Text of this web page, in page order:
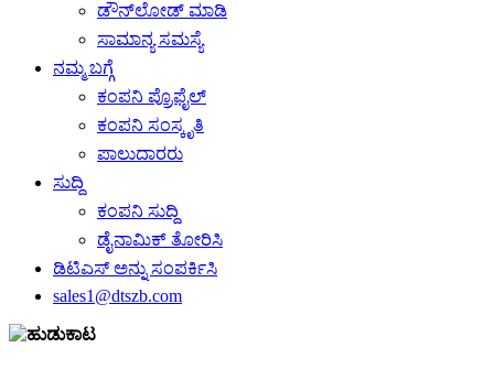
ಡೌನ್‌ಲೋಡ್ ಮಾಡಿ
ಸಾಮಾನ್ಯ ಸಮಸ್ಯೆ
ನಮ್ಮ ಬಗ್ಗೆ
ಕಂಪನಿ ಪ್ರೊಫೈಲ್
ಕಂಪನಿ ಸಂಸ್ಕೃತಿ
ಪಾಲುದಾರರು
ಸುದ್ದಿ
ಕಂಪನಿ ಸುದ್ದಿ
ಡೈನಾಮಿಕ್ ತೋರಿಸಿ
ಡಿಟಿಎಸ್ ಅನ್ನು ಸಂಪರ್ಕಿಸಿ
sales1@dtszb.com